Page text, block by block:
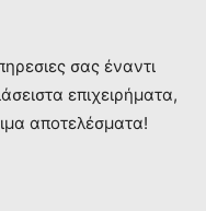
σας έναντι
επιχειρήματα,
αποτελέσματα!